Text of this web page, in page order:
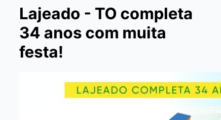
Lajeado - TO completa
34 anos com muita
festa!